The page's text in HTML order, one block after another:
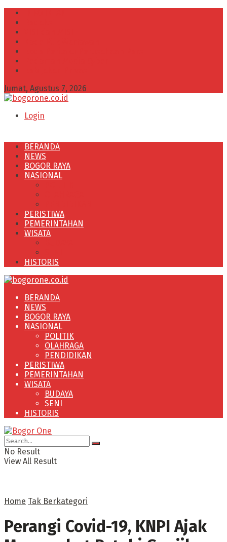
Jumat, Agustus 7, 2026
Login
BERANDA
NEWS
BOGOR RAYA
NASIONAL
PERISTIWA
PEMERINTAHAN
WISATA
HISTORIS
BERANDA
NEWS
BOGOR RAYA
NASIONAL
POLITIK
OLAHRAGA
PENDIDIKAN
PERISTIWA
PEMERINTAHAN
WISATA
BUDAYA
SENI
HISTORIS
No Result
View All Result
Home Tak Berkategori
Perangi Covid-19, KNPI Ajak